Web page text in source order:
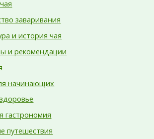
заваривания
и история чая
и рекомендации
начинающих
гастрономия
путешествия